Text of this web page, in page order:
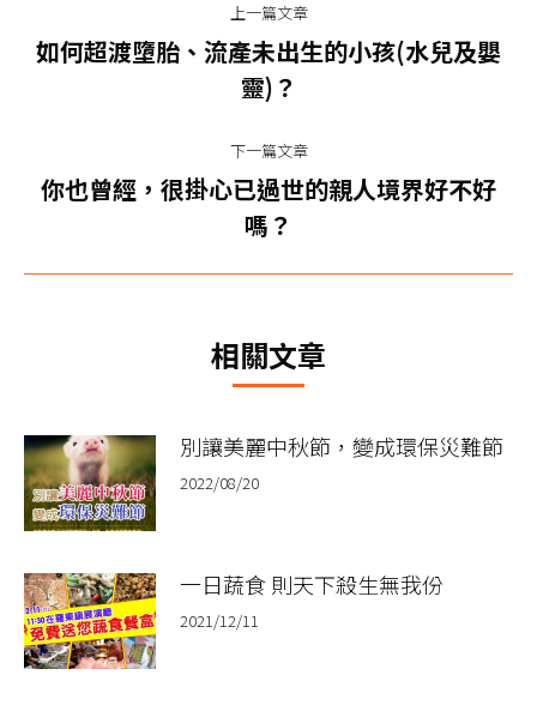
章
上一篇文章
上
一
文
章：
如何超渡墮胎、流產未出生的小孩(水兒及嬰
靈)？
下一篇文章
下
一
篇
章：
你也曾經，很掛心已過世的親人境界好不好
嗎？
相關文章
別讓美麗中秋節，變成環保災難節
2022/08/20
一日蔬食 則天下殺生無我份
2021/12/11